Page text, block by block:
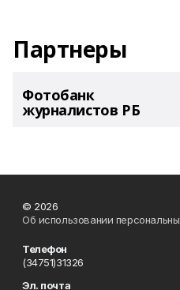
Партнеры
Фотобанк
журналистов РБ
© 2026
Об использовании
Телефон
(34751)31326
Эл. почта